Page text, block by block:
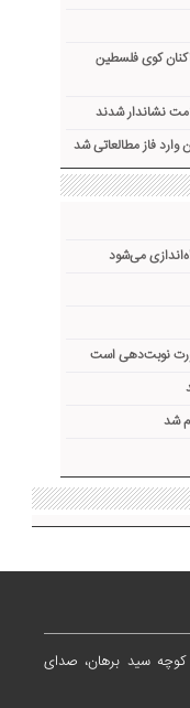
کوی فلسطین
فاز مطالعاتی شد
می‌شود
نوبت‌دهی است
شد
کوچه سید برهان، صدای